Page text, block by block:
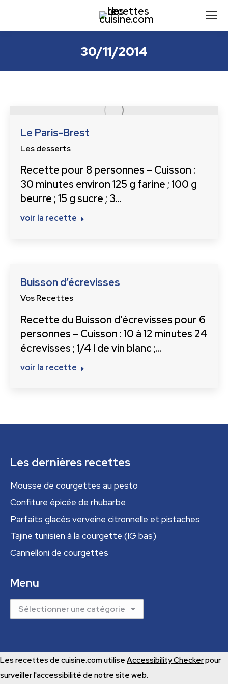
30/11/2014
Le Paris-Brest
Les desserts
Recette pour 8 personnes – Cuisson :
30 minutes environ 125 g farine ; 100 g
beurre ; 15 g sucre ; 3…
voir la recette
Buisson d’écrevisses
Vos Recettes
Recette du Buisson d’écrevisses pour 6
personnes – Cuisson : 10 à 12 minutes 24
écrevisses ; 1/4 l de vin blanc ;…
voir la recette
Les dernières recettes
Mousse de courgettes au pesto
Confiture épicée de rhubarbe
Parfaits glacés verveine citronnelle et pistaches
Tajine tunisien à la courgette (IG bas)
Cannelloni de courgettes
Menu
Menu
Les recettes de cuisine.com utilise Accessibility Checkerpour
surveiller l'accessibilité de notre site web.